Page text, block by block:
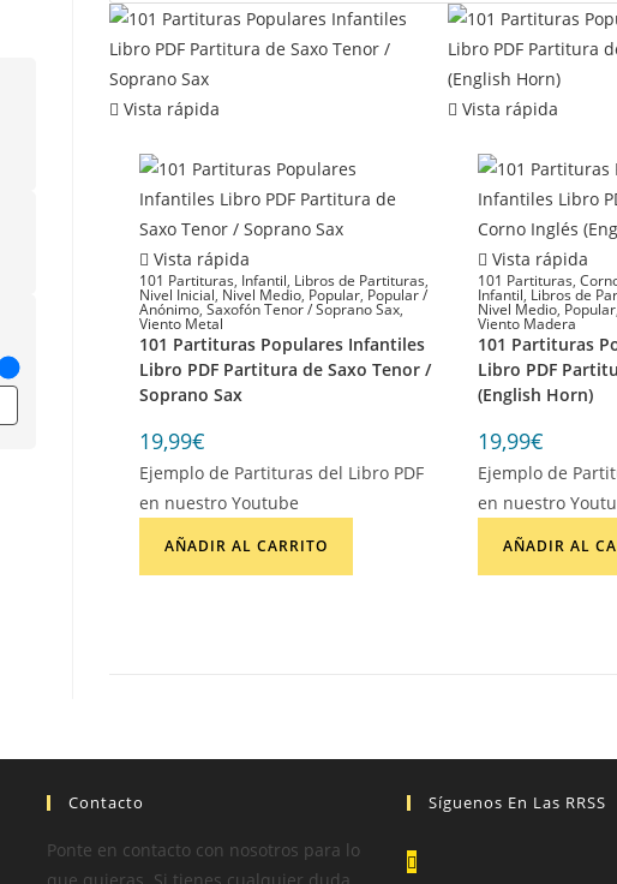
Vista rápida
Vista rápida
101 Partituras, Infantil, Libros de Partituras,
Nivel Inicial, Nivel Medio, Popular, Popular /
Anónimo, Saxofón Tenor / Soprano Sax,
Viento Metal
101 Partituras Populares Infantiles
Libro PDF Partitura de Saxo Tenor /
Soprano Sax
19,99€
Ejemplo de Partituras del Libro PDF
en nuestro Youtube
AÑADIR AL CARRITO
Vista rápida
Vista rápida
101 Partituras,
Infantil, Libros de
Nivel Medio, Popular,
Viento Madera
101 Partituras
Libro PDF
(English Horn)
19,99€
Ejemplo de
en nuestro
AÑADIR AL
Contacto
Ponte en contacto con nosotros para lo
Síguenos En Las RRSS
Se
abre